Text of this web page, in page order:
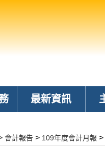
最新資訊
會計報告 > 109年度會計月報 >